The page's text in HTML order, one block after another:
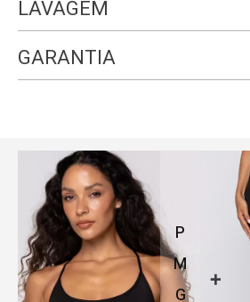
LAVAGEM
GARANTIA
P
M
G